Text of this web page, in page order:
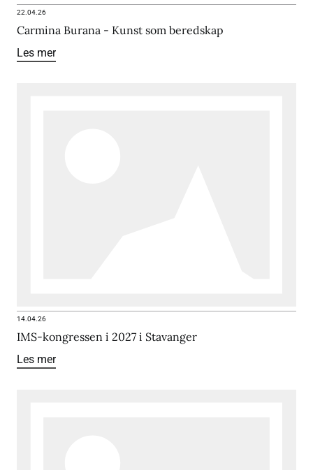
22.04.26
Carmina Burana - Kunst som beredskap
Les mer
14.04.26
IMS-kongressen i 2027 i Stavanger
Les mer